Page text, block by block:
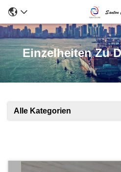
Einzelheiten Zu
Alle Kategorien